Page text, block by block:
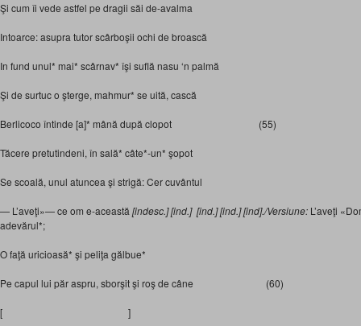
Şi cum îi vede astfel pe dragii săi de-avalma
Intoarce: asupra tutor scârboşii ochi de broască
In fund unul* mai* scârnav* îşi suflă nasu ‘n palmă
Şi de surtuc o şterge, mahmur* se uită, cască
Berlicoco întinde [a]* mână după clopot (55)
Tăcere pretutindeni, în sală* câte*-un* şopot
Se scoală, unul atuncea şi strigă: Cer cuvântul
— L’aveţi»— ce om e-această [indesc.] [ind.] [ind.] [ind.] [ind]./Versiune: L’aveţi
adevărul*;
O faţă uricioasă* şi peliţa gălbue*
Pe capul lui păr aspru, sborşit şi roş de câne (60)
[ ]